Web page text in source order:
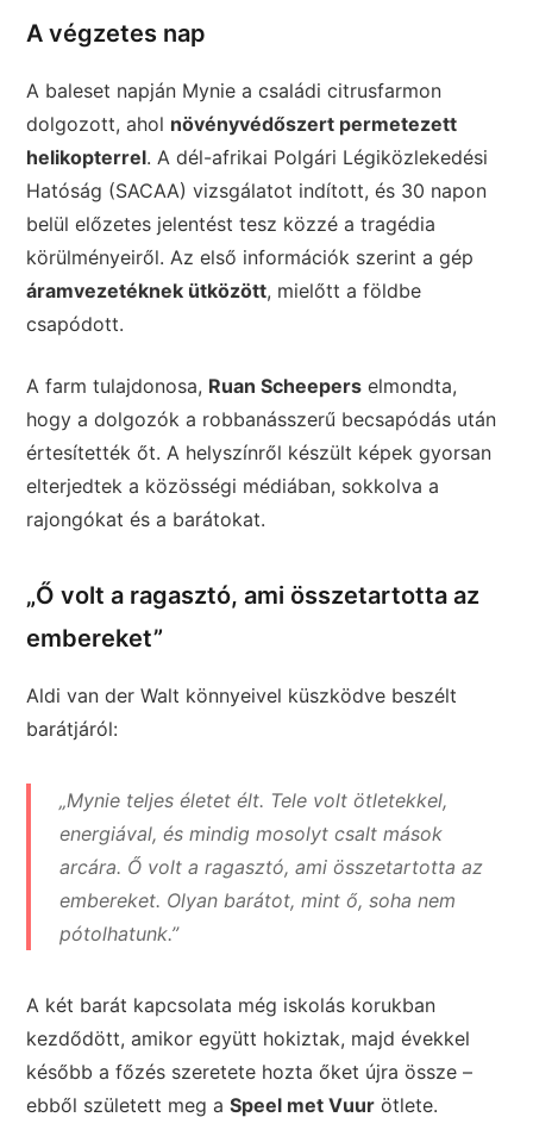
A végzetes nap
A baleset napján Mynie a családi citrusfarmon
dolgozott, ahol növényvédőszert permetezett
helikopterrel. A dél-afrikai Polgári Légiközlekedési
Hatóság (SACAA) vizsgálatot indított, és 30 napon
belül előzetes jelentést tesz közzé a tragédia
körülményeiről. Az első információk szerint a gép
áramvezetéknek ütközött, mielőtt a földbe
csapódott.
A farm tulajdonosa, Ruan Scheepers elmondta,
hogy a dolgozók a robbanásszerű becsapódás után
értesítették őt. A helyszínről készült képek gyorsan
elterjedtek a közösségi médiában, sokkolva a
rajongókat és a barátokat.
„Ő volt a ragasztó, ami összetartotta az
embereket”
Aldi van der Walt könnyeivel küszködve beszélt
barátjáról:
„Mynie teljes életet élt. Tele volt ötletekkel,
energiával, és mindig mosolyt csalt mások
arcára. Ő volt a ragasztó, ami összetartotta az
embereket. Olyan barátot, mint ő, soha nem
pótolhatunk.”
A két barát kapcsolata még iskolás korukban
kezdődött, amikor együtt hokiztak, majd évekkel
később a főzés szeretete hozta őket újra össze –
ebből született meg aSpeel met Vuur ötlete.